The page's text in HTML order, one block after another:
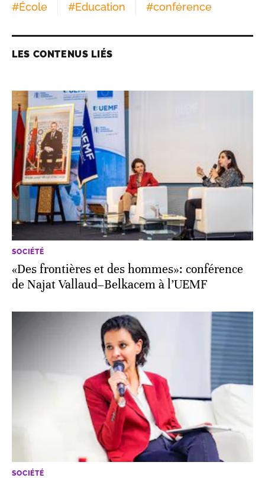
#École #Education #conférence
LES CONTENUS LIÉS
SOCIÉTÉ
«Des frontières et des hommes»: conférence
de Najat Vallaud–Belkacem à l’UEMF
SOCIÉTÉ